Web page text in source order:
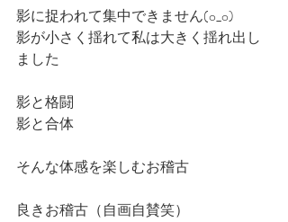
影に捉われて集中できません(o_o)
影が小さく揺れて私は大きく揺れ出し
ました
影と格闘
影と合体
そんな体感を楽しむお稽古
良きお稽古（自画自賛笑）